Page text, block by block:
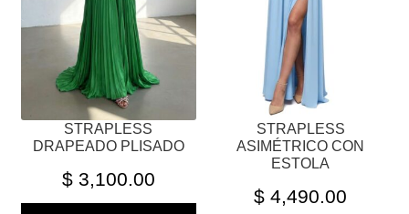
STRAPLESS
DRAPEADO PLISADO
$3,100.00
PUEDEN
ELEGIR
STRAPLESS
ASIMÉTRICO CON
ESTOLA
$ 4,490.00
PUEDEN
PRODUCTO